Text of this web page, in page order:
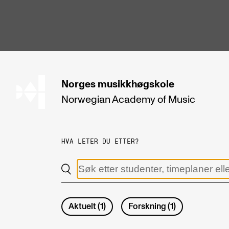
Norges musikkhøgskole
Norwegian Academy of Music
STUDIER
Master
Årsstudium og videreutdanning
HVA LETER DU ETTER?
Aktuelt(1 ) Forskning (1 )